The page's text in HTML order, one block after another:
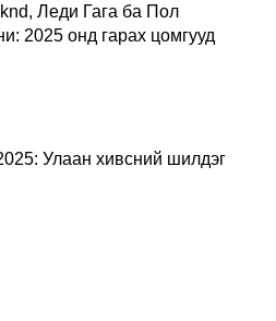
Леди Гага ба Пол
2025 онд гарах цомгууд
Улаан хивсний шилдэг